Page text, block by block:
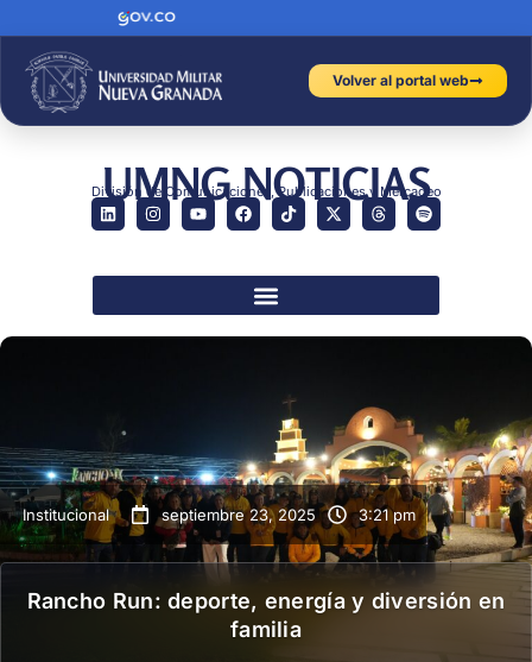
Volver al portal web
UMNG NOTICIAS
División de Comunicaciones, Publicaciones y Mercadeo
Institucional septiembre 23, 2025 3:21 pm
Rancho Run: deporte, energía y diversión en
familia